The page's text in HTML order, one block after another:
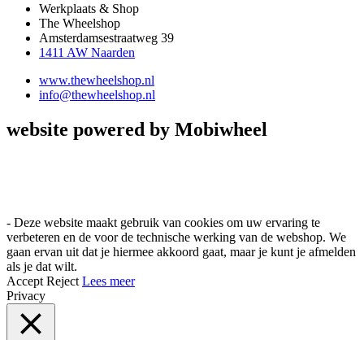
Werkplaats & Shop
The Wheelshop
Amsterdamsestraatweg 39
1411 AW Naarden
www.thewheelshop.nl
info@thewheelshop.nl
website powered by Mobiwheel
- Deze website maakt gebruik van cookies om uw ervaring te
verbeteren en de voor de technische werking van de webshop. We
gaan ervan uit dat je hiermee akkoord gaat, maar je kunt je afmelden
als je dat wilt.
Accept Reject Lees meer
Privacy